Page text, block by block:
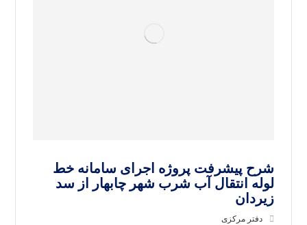
شرح پیشرفت پروژه اجرای سامانه خط
لوله انتقال آب شرب شهر چابهار از سد
زیردان
دفتر مرکزی